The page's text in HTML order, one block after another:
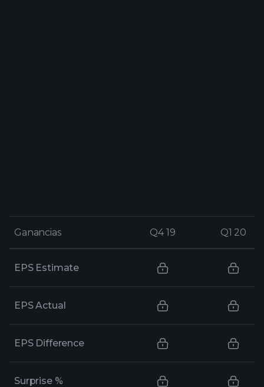
Ganancias Q4 19 Q1 20
Ganancias Q4 19 Q1 20
EPS Estimate
EPS Actual
EPS Difference
Surprise %